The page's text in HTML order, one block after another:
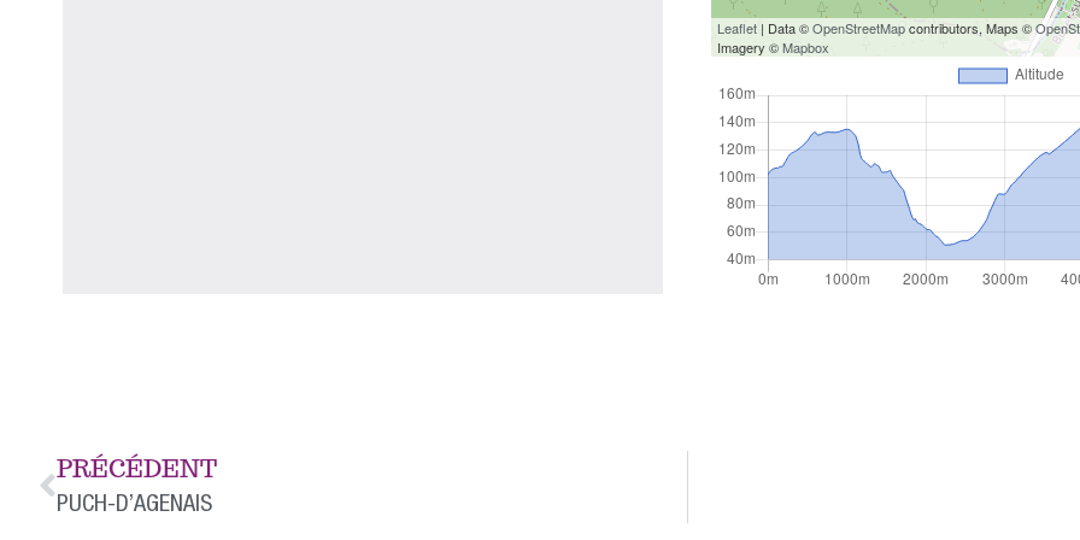
Leaflet | Data ©OpenStreetMapcontributors, Maps ©
Imagery ©Mapbox
PRÉCÉDENT
PUCH-D’AGENAIS